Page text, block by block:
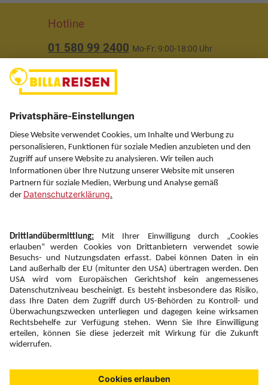
Hotline
01 580 99 2400 Mo-Fr: 9:00-18:00 Uhr
(ausgenommen Feiertage)
Über uns
Service
Information
Folgen Sie uns auf
Newsletter:
Anmelden
Fairness und
Unsere Inhalte: Standards und